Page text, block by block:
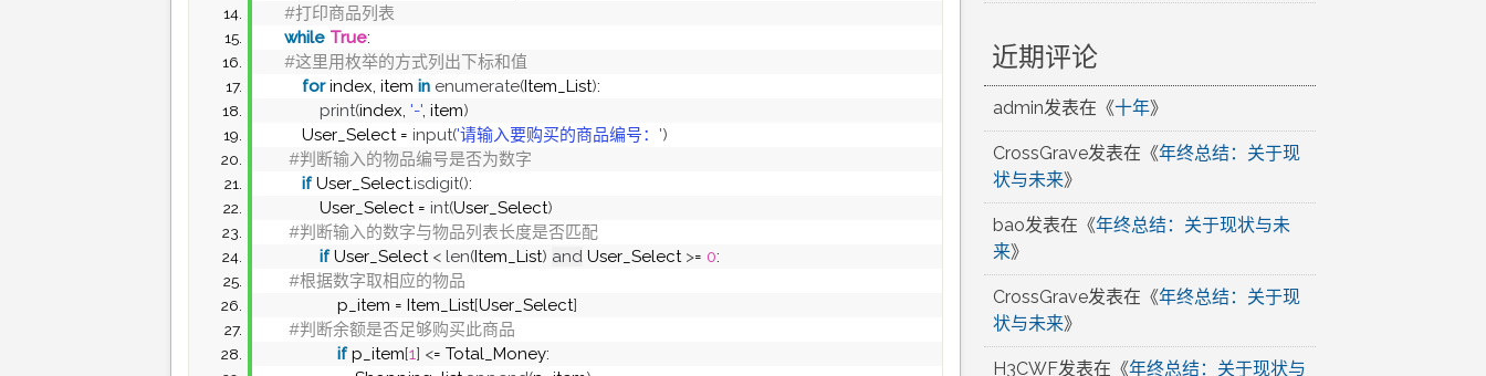
#打印商品列表
while True:
#这里用枚举的方式列出下标和值
for index, item in enumerate(Item_List):
print(index, '-', item)
        User_Select =
input('请输入要购买的商品编号：')
#判断输入的物品编号是否为数字
if User_Select.isdigit():
            User_Select =
int(User_Select)
#判断输入的数字与物品列表长度是否匹配
if User_Select < len(Item_List) and User_Select >= 0:
#根据数字取相应的物品
                p_item = Item_List
[User_Select]
#判断余额是否足够购买此商品
if p_item[1] <= Total_Money:
近期评论
admin发表在《十年》
CrossGrave发表在《年终总结：关于现
状与未来》
bao发表在《年终总结：关于现状与未
来》
CrossGrave发表在《年终总结：关于现
状与未来》
H3CWF发表在《年终总结：关于现状与